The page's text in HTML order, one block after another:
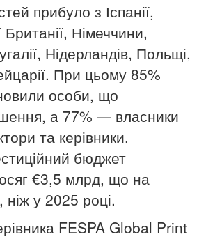
прибуло з Іспанії,
Британії, Німеччини,
Нідерландів, Польщі,
При цьому 85%
особи, що
а 77% — власники
та керівники.
бюджет
€3,5 млрд, що на
у 2025 році.
FESPA Global Print